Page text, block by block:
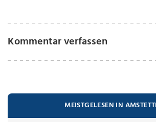
Kommentar verfassen
MEISTGELESEN IN